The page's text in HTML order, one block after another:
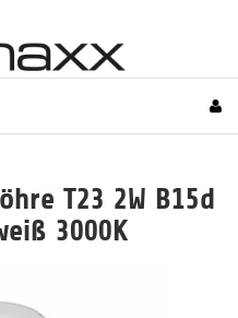
T23 2W B15d
3000K